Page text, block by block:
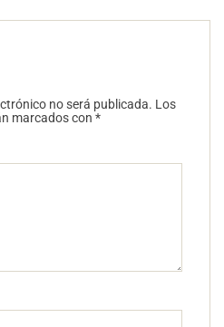
no será publicada. Los
marcados con *